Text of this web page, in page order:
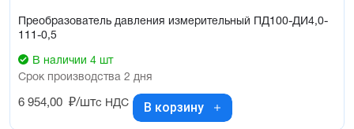
Преобразователь давления измерительный ПД100-ДИ4,0-
111-0,5
В наличии 4 шт
Срок производства 2 дня
6 954,00 ₽/штс НДС В корзину